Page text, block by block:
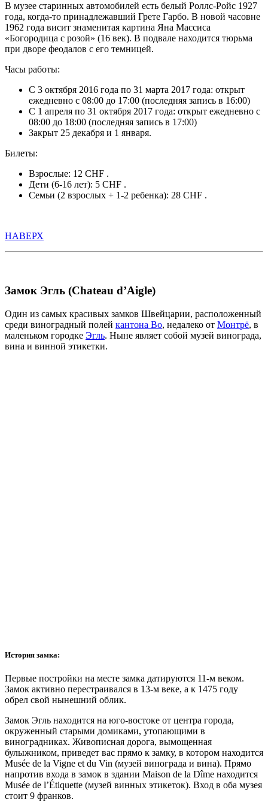
В музее старинных автомобилей есть белый Роллс-Ройс 1927
года, когда-то принадлежавший Грете Гарбо. В новой часовне
1962 года висит знаменитая картина Яна Массиса
«Богородица с розой» (16 век). В подвале находится тюрьма
при дворе феодалов с его темницей.
Часы работы:
С 3 октября 2016 года по 31 марта 2017 года: открыт
ежедневно с 08:00 до 17:00 (последняя запись в 16:00)
С 1 апреля по 31 октября 2017 года: открыт ежедневно с
08:00 до 18:00 (последняя запись в 17:00)
Закрыт 25 декабря и 1 января.
Билеты:
Взрослые: 12 CHF .
Дети (6-16 лет): 5 CHF .
Семьи (2 взрослых + 1-2 ребенка): 28 CHF .
НАВЕРХ
Замок Эгль (Chateau d’Aigle)
Один из самых красивых замков Швейцарии, расположенный
среди виноградный полей кантона Во, недалеко от Монтрё, в
маленьком городке Эгль. Ныне являет собой музей винограда,
вина и винной этикетки.
История замка:
Первые постройки на месте замка датируются 11-м веком.
Замок активно перестраивался в 13-м веке, а к 1475 году
обрел свой нынешний облик.
Замок Эгль находится на юго-востоке от центра города,
окруженный старыми домиками, утопающими в
виноградниках. Живописная дорога, вымощенная
булыжником, приведет вас прямо к замку, в котором находится
Musée de la Vigne et du Vin (музей винограда и вина). Прямо
напротив входа в замок в здании Maison de la Dîme находится
Musée de l’Étiquette (музей винных этикеток). Вход в оба музея
стоит 9 франков.